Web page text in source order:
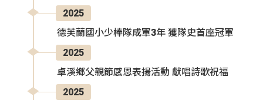
2025
德芙蘭國小少棒隊成軍3年 獲隊史首座冠軍
2025
卓溪鄉父親節感恩表揚活動 獻唱詩歌祝福
2025